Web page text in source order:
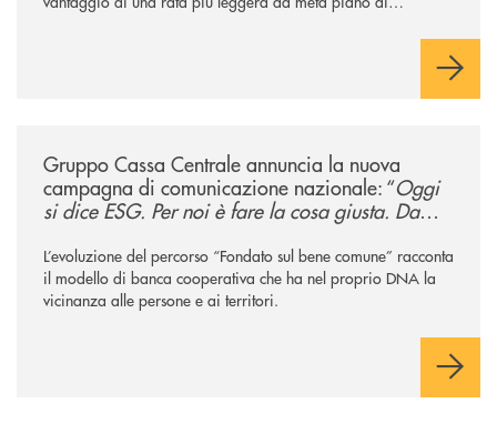
Gruppo Cassa Centrale annuncia la nuova
campagna di comunicazione nazionale: “Oggi
si dice ESG. Per noi è fare la cosa giusta. Da
L’evoluzione del percorso “Fondato sul bene comune” racconta
il modello di banca cooperativa che ha nel proprio DNA la
vicinanza alle persone e ai territori.